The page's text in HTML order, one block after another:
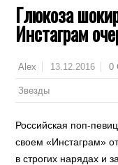
Глюкоза
Инстаграм
Alex 13.12.2016 0
Звезды
Российская поп-
своем «Инстаграм»
в строгих нарядах и